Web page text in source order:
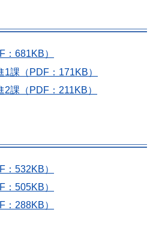
681KB）
1課（PDF：171KB）
課（PDF：211KB）
532KB）
505KB）
288KB）